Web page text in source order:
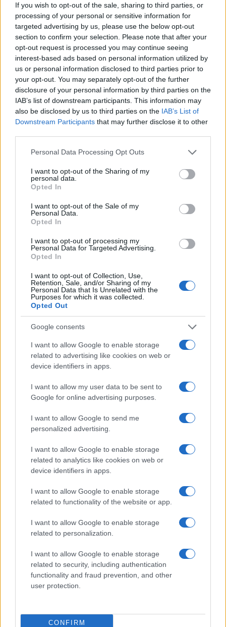
If you wish to opt-out of the sale, sharing to third parties, or
processing of your personal or sensitive information for
targeted advertising by us, please use the below opt-out
section to confirm your selection. Please note that after your
opt-out request is processed you may continue seeing
interest-based ads based on personal information utilized by
us or personal information disclosed to third parties prior to
your opt-out. You may separately opt-out of the further
disclosure of your personal information by third parties on the
IAB’s list of downstream participants. This information may
also be disclosed by us to third parties on the IAB’s List of
Downstream Participants that may further disclose it to other
Please note that this website/app uses one or more Google
not limited to your visit or usage behaviour. You may click to
grant or deny consent to Google and its third-party tags to
use your data for below specified purposes in below Google
consent section.
Personal Data Processing Opt Outs
I want to opt-out of the Sharing of my
personal data.
Opted In
I want to opt-out of the Sale of my
Personal Data.
Opted In
I want to opt-out of processing my
Personal Data for Targeted Advertising.
Opted In
I want to opt-out of Collection, Use,
Retention, Sale, and/or Sharing of my
Personal Data that Is Unrelated with the
Purposes for which it was collected.
Opted Out
Google consents
I want to allow Google to enable storage
related to advertising like cookies on web or
device identifiers in apps.
I want to allow my user data to be sent to
Google for online advertising purposes.
I want to allow Google to send me
personalized advertising.
I want to allow Google to enable storage
related to analytics like cookies on web or
device identifiers in apps.
I want to allow Google to enable storage
related to functionality of the website or app.
I want to allow Google to enable storage
related to personalization.
I want to allow Google to enable storage
related to security, including authentication
functionality and fraud prevention, and other
user protection.
CONFIRM
posto di lavoro all’implementazione di programmi
educativi, fino a strategie per ridurre le
disuguaglianze sociali. In questo senso, il
congresso si configura come momento di scambio
e progettazione collaborativa tra mondo
accademico, pratica professionale e istituzioni.
AUTORE
lasciare le passerelle di Firenze dopo un
servizio su sartorie locali; da allora guida
scelte stilistiche pratiche per lettori. In
redazione propone palette sobrie e mantiene
d’epoca.
Continua a leggere
PSICOLOGIA